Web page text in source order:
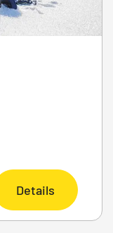
Details